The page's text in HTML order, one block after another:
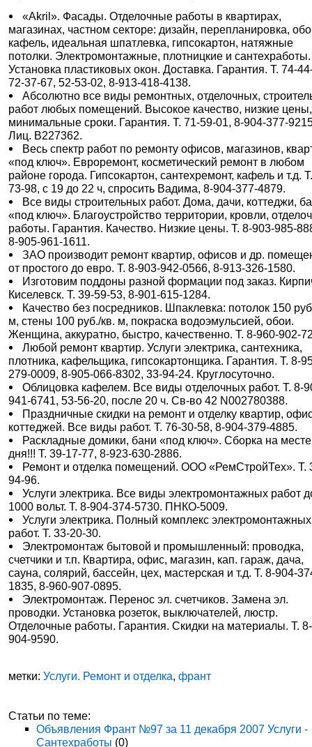
«Akril». Фасады. Отделочные работы в квартирах,
магазинах, частном секторе: дизайн, перепланировка,
кафель, идеальная шпатлевка, гипсокартон, натяжные
потолки. Электромонтажные, плотницкие и сантехработы.
Установка пластиковых окон. Доставка. Гарантия. Т. 74-
72-37-67, 52-53-02, 8-913-418-4138.
Абсолютно все виды ремонтных, отделочных,
работ любых помещений. Высокое качество, низкие цены,
минимальные сроки. Гарантия. Т. 71-59-01, 8-904-377-
Лиц. В227362.
Весь спектр работ по ремонту офисов, магазинов,
«под ключ». Евроремонт, косметический ремонт в любом
районе города. Гипсокартон, сантехремонт, кафель и т.д.
73-98, c 19 до 22 ч, спросить Вадима, 8-904-377-4879.
Все виды строительных работ. Дома, дачи, коттеджи,
«под ключ». Благоустройство территории, кровли,
работы. Гарантия. Качество. Низкие цены. Т. 8-903-985-
8-905-961-1611.
ЗАО производит ремонт квартир, офисов и др.
от простого до евро. Т. 8-903-942-0566, 8-913-326-1580.
Изготовим поддоны разной формации под заказ.
Киселевск. Т. 39-59-53, 8-901-615-1284.
Качество без посредников. Шпаклевка: потолок 150
м, стены 100 руб./кв. м, покраска водоэмульсией, обои.
Женщина, аккуратно, быстро, качественно. Т. 8-960-902-
Любой ремонт квартир. Услуги электрика, сантехника,
плотника, кафельщика, гипсокартонщика. Гарантия. Т. 8-
279-0009, 8-905-066-8302, 33-94-24. Круглосуточно.
Облицовка кафелем. Все виды отделочных работ. Т. 8-
941-6741, 53-56-20, после 20 ч. Св-во 42 N002780388.
Праздничные скидки на ремонт и отделку квартир,
коттеджей. Все виды работ. Т. 76-30-58, 8-904-379-4885.
Раскладные домики, бани «под ключ». Сборка на
дня!!! Т. 39-17-77, 8-923-630-2886.
Ремонт и отделка помещений. ООО «РемСтройТех». Т.
94-96.
Услуги электрика. Все виды электромонтажных работ
1000 вольт. Т. 8-904-374-5730. ПНКО-5009.
Услуги электрика. Полный комплекс электромонтажных
работ. Т. 33-20-30.
Электромонтаж бытовой и промышленный: проводка,
счетчики и т.п. Квартира, офис, магазин, кап. гараж, дача,
сауна, солярий, бассейн, цех, мастерская и т.д. Т. 8-904-
1835, 8-960-907-0895.
Электромонтаж. Перенос эл. счетчиков. Замена эл.
проводки. Установка розеток, выключателей, люстр.
Отделочные работы. Гарантия. Скидки на материалы. Т.
904-9590.
метки:Услуги. Ремонт и отделка,франт
Статьи по теме:
Объявления Франт №97 за 11 декабря 2007 Услуги -
Сантехработы (0)